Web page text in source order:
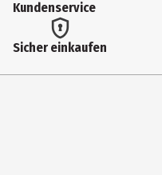
J02584
Hersteller
Kundenservice
Sicher einkaufen